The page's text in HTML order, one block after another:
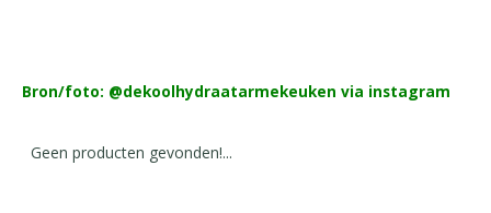
Bron/foto: @dekoolhydraatarmekeuken via instagram
Geen producten gevonden!...